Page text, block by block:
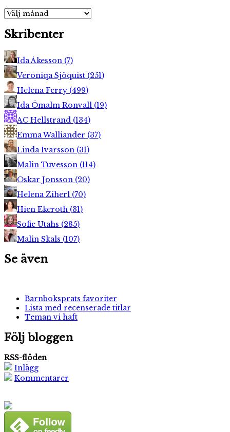
Arkiv
Skribenter
Ida Åkesson (7)
Veroniqa Sjöquist (251)
Helena Ferry (499)
Ida Ömalm Ronvall (19)
AC Hellstrand (134)
Emma Walliander (37)
Linda Ivarsson (31)
Malin Tuvesson (114)
Oskar Jonsson (20)
Helena Ziherl (70)
Hien Ekeroth (31)
Sofie Utahs (285)
Malin Skals (107)
Se även
Barnboksprats favoriter
Lista med recenserade titlar
Teman vi haft
Följ bloggen
RSS-flöden
Inlägg
Kommentarer